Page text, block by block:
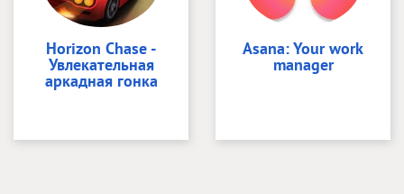
Horizon Chase -
Увлекательная
аркадная гонка
Asana: Your work
manager